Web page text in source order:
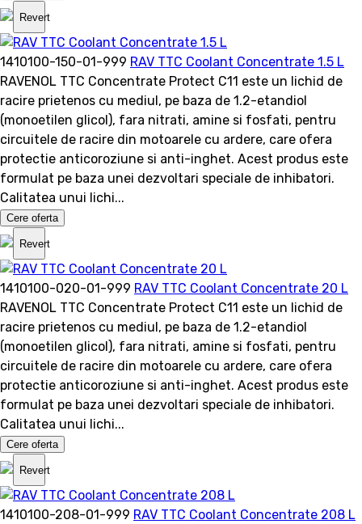
Revert
1410100-150-01-999 RAV TTC Coolant Concentrate 1.5 L
RAVENOL TTC Concentrate Protect C11 este un lichid de
racire prietenos cu mediul, pe baza de 1.2-etandiol
(monoetilen glicol), fara nitrati, amine si fosfati, pentru
circuitele de racire din motoarele cu ardere, care ofera
protectie anticoroziune si anti-inghet. Acest produs este
formulat pe baza unei dezvoltari speciale de inhibatori.
Calitatea unui lichi...
Cere oferta
Revert
1410100-020-01-999 RAV TTC Coolant Concentrate 20 L
RAVENOL TTC Concentrate Protect C11 este un lichid de
racire prietenos cu mediul, pe baza de 1.2-etandiol
(monoetilen glicol), fara nitrati, amine si fosfati, pentru
circuitele de racire din motoarele cu ardere, care ofera
protectie anticoroziune si anti-inghet. Acest produs este
formulat pe baza unei dezvoltari speciale de inhibatori.
Calitatea unui lichi...
Cere oferta
Revert
1410100-208-01-999 RAV TTC Coolant Concentrate 208 L